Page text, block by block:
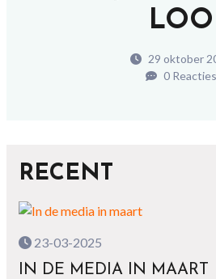
LOO
29 oktober
0 Reacties
RECENT
23-03-2025
IN DE MEDIA IN MAART